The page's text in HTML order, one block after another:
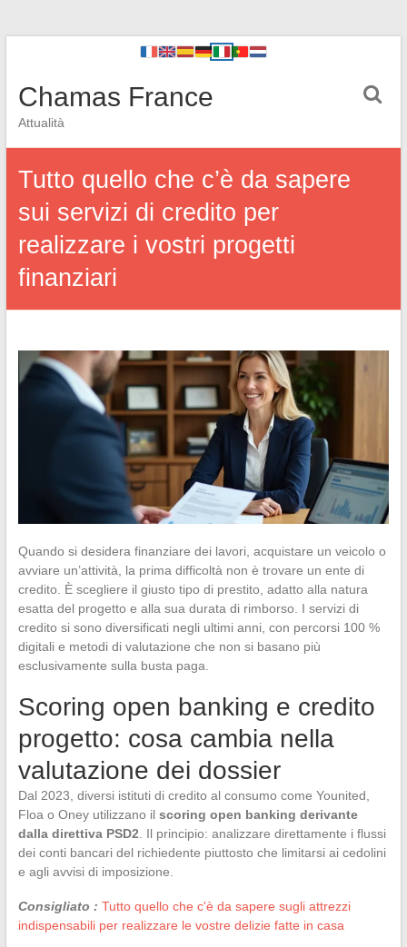
Chamas France
Attualità
Tutto quello che c’è da sapere
sui servizi di credito per
realizzare i vostri progetti
finanziari
Quando si desidera finanziare dei lavori, acquistare un veicolo o
avviare un’attività, la prima difficoltà non è trovare un ente di
credito. È scegliere il giusto tipo di prestito, adatto alla natura
esatta del progetto e alla sua durata di rimborso. I servizi di
credito si sono diversificati negli ultimi anni, con percorsi 100 %
digitali e metodi di valutazione che non si basano più
esclusivamente sulla busta paga.
Scoring open banking e credito
progetto: cosa cambia nella
valutazione dei dossier
Dal 2023, diversi istituti di credito al consumo come Younited,
Floa o Oney utilizzano il scoring open banking derivante
dalla direttiva PSD2 . Il principio: analizzare direttamente i flussi
dei conti bancari del richiedente piuttosto che limitarsi ai cedolini
e agli avvisi di imposizione.
Consigliato : Tutto quello che c'è da sapere sugli attrezzi
indispensabili per realizzare le vostre delizie fatte in casa